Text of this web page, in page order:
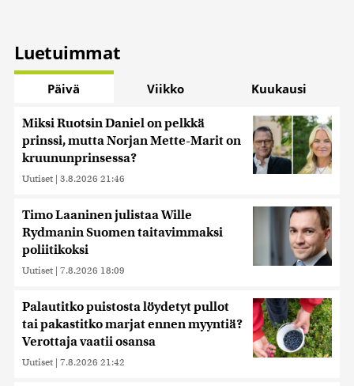
Luetuimmat
Päivä Viikko Kuukausi
Miksi Ruotsin Daniel on pelkkä
prinssi, mutta Norjan Mette-Marit on
kruununprinsessa?
Uutiset | 3.8.2026 21:46
Timo Laaninen julistaa Wille
Rydmanin Suomen taitavimmaksi
poliitikoksi
Uutiset | 7.8.2026 18:09
Palautitko puistosta löydetyt pullot
tai pakastitko marjat ennen myyntiä?
Verottaja vaatii osansa
Uutiset | 7.8.2026 21:42